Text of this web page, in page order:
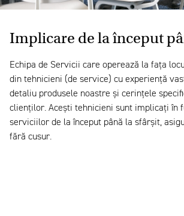
Implicare de la început
Echipa de Servicii care operează la fața
din tehnicieni (de service) cu experiență
detaliu produsele noastre și cerințele
clienților. Acești tehnicieni sunt implicați în
serviciilor de la început până la sfârșit,
fără cusur.